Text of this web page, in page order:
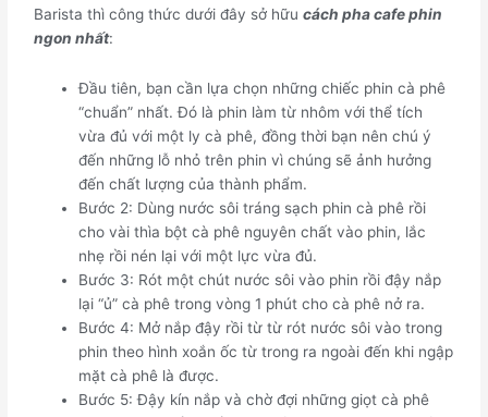
Barista thì công thức dưới đây sở hữucách pha cafe phin
ngon nhất:
Đầu tiên, bạn cần lựa chọn những chiếc phin cà phê
“chuẩn” nhất. Đó là phin làm từ nhôm với thể tích
vừa đủ với một ly cà phê, đồng thời bạn nên chú ý
đến những lỗ nhỏ trên phin vì chúng sẽ ảnh hưởng
đến chất lượng của thành phẩm.
Bước 2: Dùng nước sôi tráng sạch phin cà phê rồi
cho vài thìa bột cà phê nguyên chất vào phin, lắc
nhẹ rồi nén lại với một lực vừa đủ.
Bước 3: Rót một chút nước sôi vào phin rồi đậy nắp
lại “ủ” cà phê trong vòng 1 phút cho cà phê nở ra.
Bước 4: Mở nắp đậy rồi từ từ rót nước sôi vào trong
phin theo hình xoắn ốc từ trong ra ngoài đến khi ngập
mặt cà phê là được.
Bước 5: Đậy kín nắp và chờ đợi những giọt cà phê